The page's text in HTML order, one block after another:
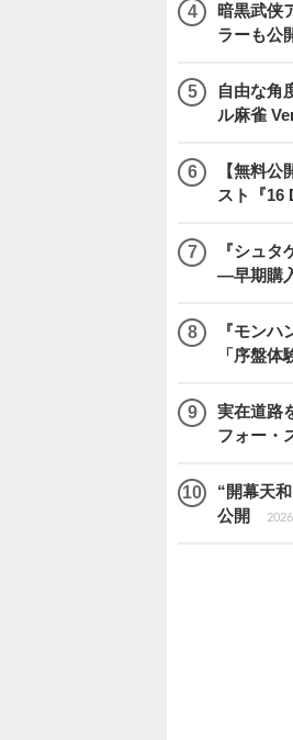
暗黒武侠
ラーも公
自由な角
ル麻雀
【無料
スト『16
『シュ
―早期購
『モン
「序盤
実在道路
フォー・
“開幕天
公開